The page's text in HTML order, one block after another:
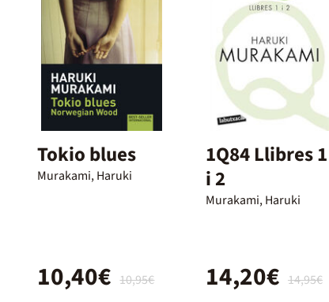
Tokio blues
Murakami, Haruki
10,95€
10,40€
1Q84 Llibres 1
i 2
Murakami, Haruki
14,95€
14,20€